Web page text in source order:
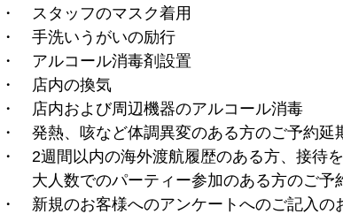
・　スタッフのマスク着用
・　手洗いうがいの励行
・　アルコール消毒剤設置
・　店内の換気
・　店内および周辺機器のアルコール消毒
・　発熱、咳など体調異変のある方のご予約延
・　2週間以内の海外渡航履歴のある方、接待
大人数でのパーティー参加のある方のご予
・　新規のお客様へのアンケートへのご記入の